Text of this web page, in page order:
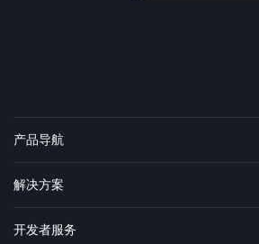
产品导航
解决方案
开发者服务